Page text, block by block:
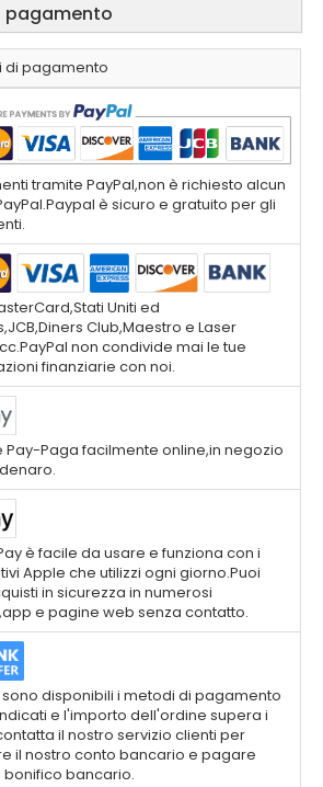
pagamento
di pagamento
tramite PayPal,non è richiesto alcun
è sicuro e gratuito per gli
Uniti ed
Club,Maestro e Laser
non condivide mai le tue
finanziarie con noi.
Pay-Paga facilmente online,in negozio
è facile da usare e funziona con i
Apple che utilizzi ogni giorno.Puoi
in sicurezza in numerosi
e pagine web senza contatto.
sono disponibili i metodi di pagamento
e l'importo dell'ordine supera i
il nostro servizio clienti per
il nostro conto bancario e pagare
bonifico bancario.